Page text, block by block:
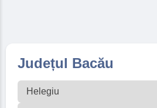
Județul Bacău
Helegiu